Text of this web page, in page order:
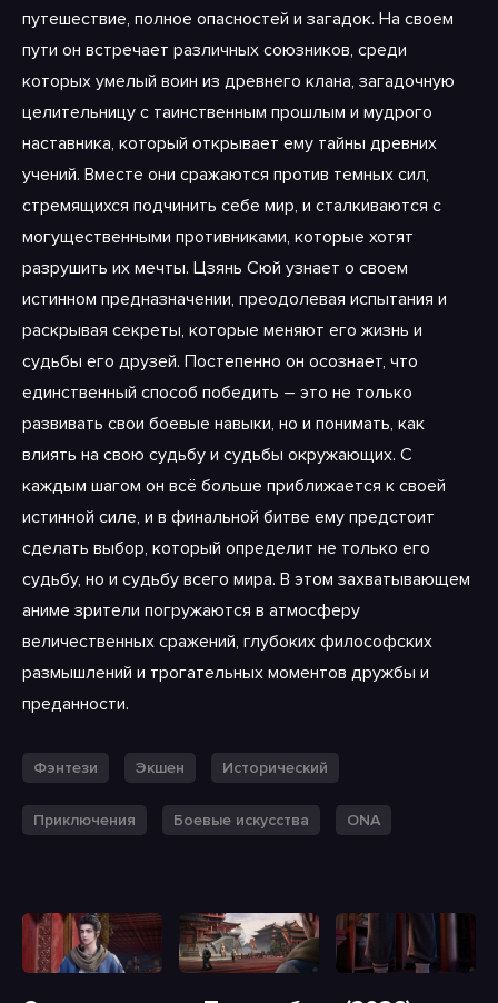
путешествие, полное опасностей и загадок. На своем
пути он встречает различных союзников, среди
которых умелый воин из древнего клана, загадочную
целительницу с таинственным прошлым и мудрого
наставника, который открывает ему тайны древних
учений. Вместе они сражаются против темных сил,
стремящихся подчинить себе мир, и сталкиваются с
могущественными противниками, которые хотят
разрушить их мечты. Цзянь Сюй узнает о своем
истинном предназначении, преодолевая испытания и
раскрывая секреты, которые меняют его жизнь и
судьбы его друзей. Постепенно он осознает, что
единственный способ победить – это не только
развивать свои боевые навыки, но и понимать, как
влиять на свою судьбу и судьбы окружающих. С
каждым шагом он всё больше приближается к своей
истинной силе, и в финальной битве ему предстоит
сделать выбор, который определит не только его
судьбу, но и судьбу всего мира. В этом захватывающем
аниме зрители погружаются в атмосферу
величественных сражений, глубоких философских
размышлений и трогательных моментов дружбы и
преданности.
Фэнтези Экшен Исторический
Приключения Боевые искусства ONA